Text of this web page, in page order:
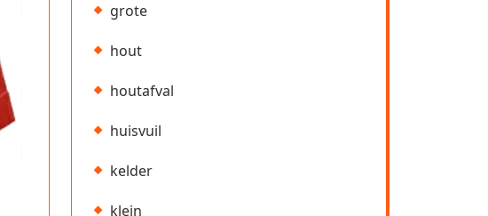
grote
hout
houtafval
huisvuil
kelder
klein